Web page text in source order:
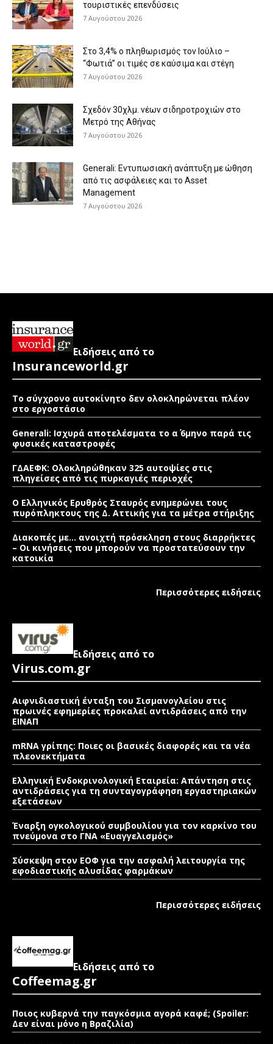
τουριστικές επενδύσεις
7 Αυγούστου 2026
Στο 3,4% ο πληθωρισμός τον Ιούλιο –
“Φωτιά” οι τιμές σε καύσιμα και στέγη
7 Αυγούστου 2026
Σχεδόν 30χλμ. νέων σιδηροτροχιών στο
Μετρό της Αθήνας
7 Αυγούστου 2026
Generali: Eντυπωσιακή ανάπτυξη με ώθηση
από τις ασφάλειες και το Asset
Management
7 Αυγούστου 2026
Ειδήσεις από το
Insuranceworld.gr
Το σύγχρονο αυτοκίνητο δεν ολοκληρώνεται πλέον
στο εργοστάσιο
Generali: Ισχυρά αποτελέσματα το α΄ 6μηνο παρά τις
φυσικές καταστροφές
ΓΔΑΕΦΚ: Ολοκληρώθηκαν 325 αυτοψίες στις
πληγείσες από τις πυρκαγιές περιοχές
Ο Ελληνικός Ερυθρός Σταυρός ενημερώνει τους
πυρόπληκτους της Δ. Αττικής για τα μέτρα στήριξης
Διακοπές με… ανοιχτή πρόσκληση στους διαρρήκτες
– Οι κινήσεις που μπορούν να προστατεύσουν την
κατοικία
Περισσότερες ειδήσεις
Ειδήσεις από το
Virus.com.gr
Αιφνιδιαστική ένταξη του Σισμανογλείου στις
πρωινές εφημερίες προκαλεί αντιδράσεις από την
ΕΙΝΑΠ
mRNA γρίπης: Ποιες οι βασικές διαφορές και τα νέα
πλεονεκτήματα
Ελληνική Ενδοκρινολογική Εταιρεία: Απάντηση στις
αντιδράσεις για τη συνταγογράφηση εργαστηριακών
εξετάσεων
Έναρξη ογκολογικού συμβουλίου για τον καρκίνο του
πνεύμονα στο ΓΝΑ «Ευαγγελισμός»
Σύσκεψη στον ΕΟΦ για την ασφαλή λειτουργία της
εφοδιαστικής αλυσίδας φαρμάκων
Περισσότερες ειδήσεις
Ειδήσεις από το
Coffeemag.gr
Ποιος κυβερνά την παγκόσμια αγορά καφέ; (Spoiler:
Δεν είναι μόνο η Βραζιλία)